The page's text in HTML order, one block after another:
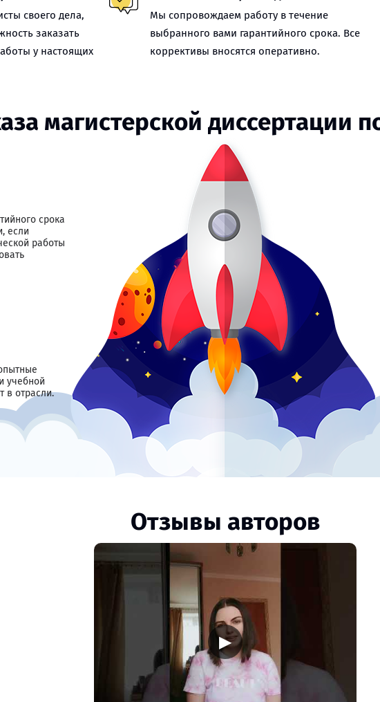
своего дела,
заказать
у настоящих
Мы сопровождаем работу в течение
выбранного вами гарантийного срока. Все
коррективы вносятся оперативно.
магистерской диссертации
срока
если
работы
учебной
в отрасли.
Отзывы авторов
▶